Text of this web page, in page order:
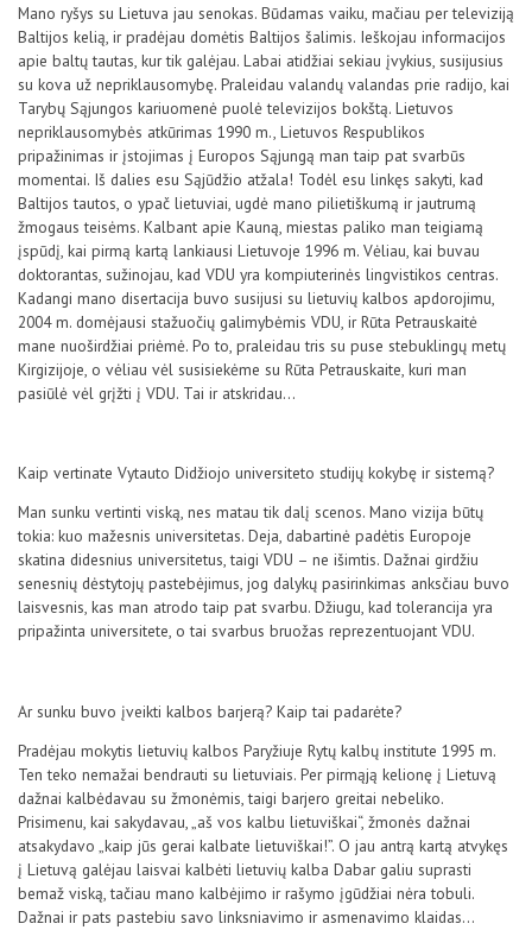
Mano ryšys su Lietuva jau senokas. Būdamas vaiku, mačiau per televiziją
Baltijos kelią, ir pradėjau domėtis Baltijos šalimis. Ieškojau informacijos
apie baltų tautas, kur tik galėjau. Labai atidžiai sekiau įvykius, susijusius
su kova už nepriklausomybę. Praleidau valandų valandas prie radijo, kai
Tarybų Sąjungos kariuomenė puolė televizijos bokštą. Lietuvos
nepriklausomybės atkūrimas 1990 m., Lietuvos Respublikos
pripažinimas ir įstojimas į Europos Sąjungą man taip pat svarbūs
momentai. Iš dalies esu Sąjūdžio atžala! Todėl esu linkęs sakyti, kad
Baltijos tautos, o ypač lietuviai, ugdė mano pilietiškumą ir jautrumą
žmogaus teisėms. Kalbant apie Kauną, miestas paliko man teigiamą
įspūdį, kai pirmą kartą lankiausi Lietuvoje 1996 m. Vėliau, kai buvau
doktorantas, sužinojau, kad VDU yra kompiuterinės lingvistikos centras.
Kadangi mano disertacija buvo susijusi su lietuvių kalbos apdorojimu,
2004 m. domėjausi stažuočių galimybėmis VDU, ir Rūta Petrauskaitė
mane nuoširdžiai priėmė. Po to, praleidau tris su puse stebuklingų metų
Kirgizijoje, o vėliau vėl susisiekėme su Rūta Petrauskaite, kuri man
pasiūlė vėl grįžti į VDU. Tai ir atskridau…
Kaip vertinate Vytauto Didžiojo universiteto studijų kokybę ir sistemą?
Man sunku vertinti viską, nes matau tik dalį scenos. Mano vizija būtų
tokia: kuo mažesnis universitetas. Deja, dabartinė padėtis Europoje
skatina didesnius universitetus, taigi VDU – ne išimtis. Dažnai girdžiu
senesnių dėstytojų pastebėjimus, jog dalykų pasirinkimas anksčiau buvo
laisvesnis, kas man atrodo taip pat svarbu. Džiugu, kad tolerancija yra
pripažinta universitete, o tai svarbus bruožas reprezentuojant VDU.
Ar sunku buvo įveikti kalbos barjerą? Kaip tai padarėte?
Pradėjau mokytis lietuvių kalbos Paryžiuje Rytų kalbų institute 1995 m.
Ten teko nemažai bendrauti su lietuviais. Per pirmąją kelionę į Lietuvą
dažnai kalbėdavau su žmonėmis, taigi barjero greitai nebeliko.
Prisimenu, kai sakydavau, „aš vos kalbu lietuviškai“, žmonės dažnai
atsakydavo „kaip jūs gerai kalbate lietuviškai!”. O jau antrą kartą atvykęs
į Lietuvą galėjau laisvai kalbėti lietuvių kalba Dabar galiu suprasti
bemaž viską, tačiau mano kalbėjimo ir rašymo įgūdžiai nėra tobuli.
Dažnai ir pats pastebiu savo linksniavimo ir asmenavimo klaidas…